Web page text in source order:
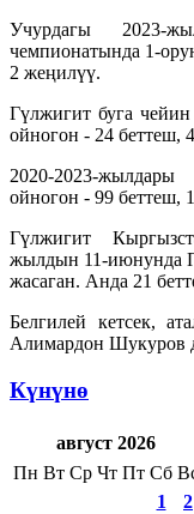
Учурдагы 2023-
чемпионатында 1-
2 жеңилүү.
Гүлжигит буга
ойногон - 24 беттеш,
2020-2023-
ойногон - 99 беттеш,
Гүлжигит
жылдын 11-июнунда
жасаган. Анда 21
Белгилей кетсек,
Алимардон Шукуров
Күнүнө
август 2026
Пн Вт Ср Чт Пт Сб
1
2